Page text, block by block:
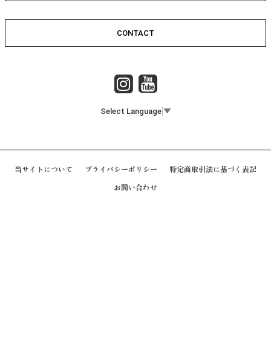
CONTACT
Select Language ▼
当サイトについて プライバシーポリシー 特定商取引法に基づく表記
お問い合わせ